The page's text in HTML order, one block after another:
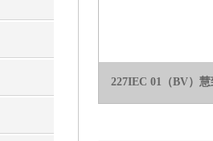
227IEC 01（BV）